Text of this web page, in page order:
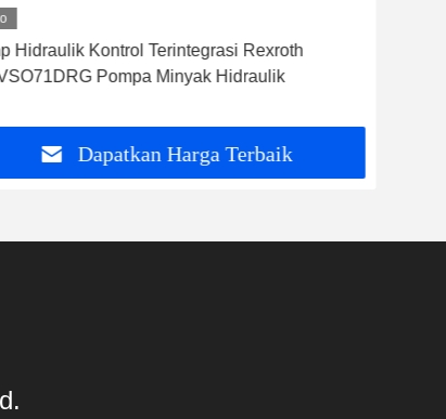
Hidraulik Kontrol Terintegrasi Rexroth
Pompa Minyak Hidraulik
Dapatkan Harga Terbaik